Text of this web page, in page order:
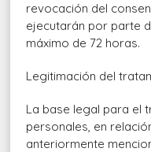
revocación del
ejecutarán por parte
máximo de 72 horas.
Legitimación del
La base legal para el
personales, en
anteriormente